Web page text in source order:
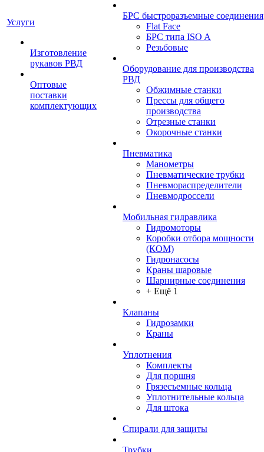
Услуги
Изготовление
рукавов РВД
Оптовые
поставки
комплектующих
БРС быстроразъемные соединения
Flat Face
БРС типа ISO A
Резьбовые
Оборудование для производства
РВД
Обжимные станки
Прессы для общего
производства
Отрезные станки
Окорочные станки
Пневматика
Манометры
Пневматические трубки
Пневмораспределители
Пневмодроссели
Мобильная гидравлика
Гидромоторы
Коробки отбора мощности
(КОМ)
Гидронасосы
Краны шаровые
Шарнирные соединения
+ Ещё 1
Клапаны
Гидрозамки
Краны
Уплотнения
Комплекты
Для поршня
Грязесъемные кольца
Уплотнительные кольца
Для штока
Спирали для защиты
Трубки